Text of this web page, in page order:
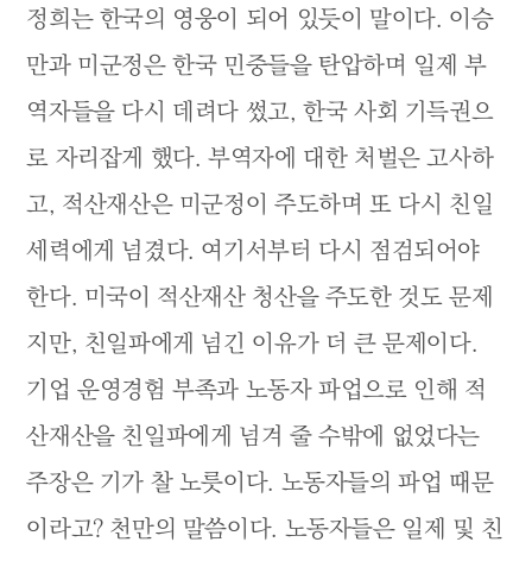
정희는 한국의 영웅이 되어 있듯이 말이다. 이승
만과 미군정은 한국 민중들을 탄압하며 일제 부
역자들을 다시 데려다 썼고, 한국 사회 기득권으
로 자리잡게 했다. 부역자에 대한 처벌은 고사하
고, 적산재산은 미군정이 주도하며 또 다시 친일
세력에게 넘겼다. 여기서부터 다시 점검되어야
한다. 미국이 적산재산 청산을 주도한 것도 문제
지만, 친일파에게 넘긴 이유가 더 큰 문제이다.
기업 운영경험 부족과 노동자 파업으로 인해 적
산재산을 친일파에게 넘겨 줄 수밖에 없었다는
주장은 기가 찰 노릇이다. 노동자들의 파업 때문
이라고? 천만의 말씀이다. 노동자들은 일제 및 친